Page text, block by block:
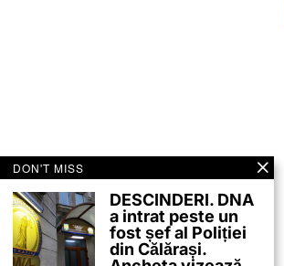
DON'T MISS
DESCINDERI. DNA
a intrat peste un
fost șef al Poliției
din Călărași.